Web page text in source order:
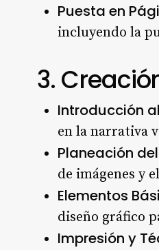
Puesta en
incluyendo la
3.
Introducción
en la narrativa
Planeación
de imágenes y
Elementos
diseño gráfico
Impresión y